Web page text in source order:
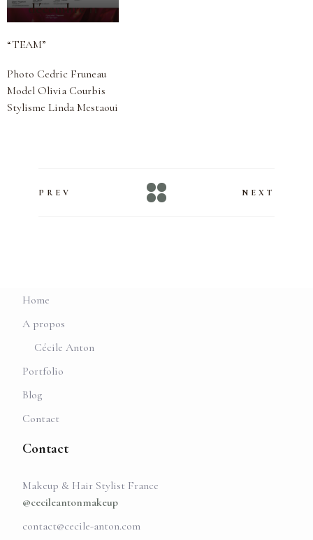
décembre 11
“TEAM”
Photo Cedric Fruneau
Model Olivia Courbis
Stylisme Linda Mestaoui
PREV NEXT
Home
A propos
Cécile Anton
Portfolio
Blog
Contact
Contact
Makeup & Hair Stylist France
@cecileantonmakeup
contact@cecile-anton.com